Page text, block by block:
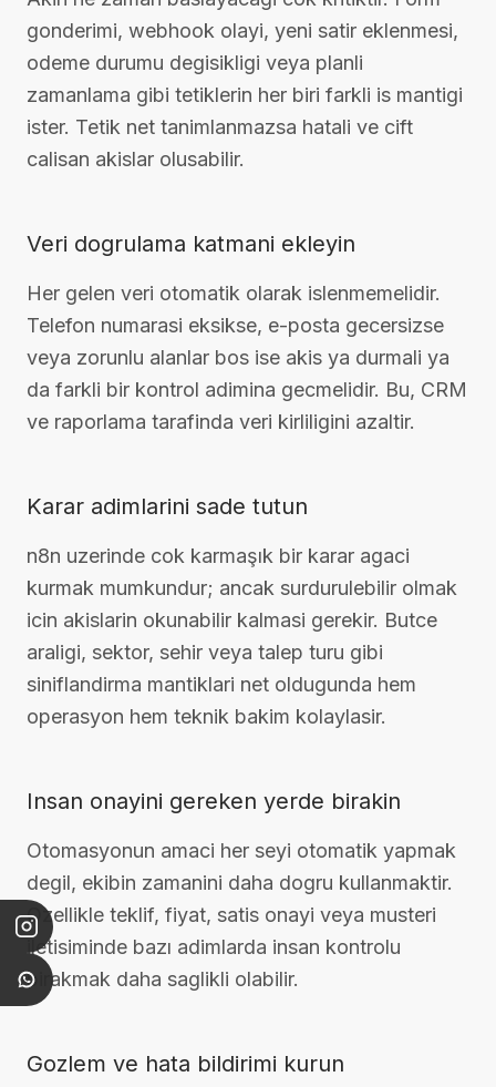
gonderimi, webhook olayi, yeni satir eklenmesi,
odeme durumu degisikligi veya planli
zamanlama gibi tetiklerin her biri farkli is mantigi
ister. Tetik net tanimlanmazsa hatali ve cift
calisan akislar olusabilir.
Veri dogrulama katmani ekleyin
Her gelen veri otomatik olarak islenmemelidir.
Telefon numarasi eksikse, e-posta gecersizse
veya zorunlu alanlar bos ise akis ya durmali ya
da farkli bir kontrol adimina gecmelidir. Bu, CRM
ve raporlama tarafinda veri kirliligini azaltir.
Karar adimlarini sade tutun
n8n uzerinde cok karmaşık bir karar agaci
kurmak mumkundur; ancak surdurulebilir olmak
icin akislarin okunabilir kalmasi gerekir. Butce
araligi, sektor, sehir veya talep turu gibi
siniflandirma mantiklari net oldugunda hem
operasyon hem teknik bakim kolaylasir.
Insan onayini gereken yerde birakin
Otomasyonun amaci her seyi otomatik yapmak
degil, ekibin zamanini daha dogru kullanmaktir.
Ozellikle teklif, fiyat, satis onayi veya musteri
iletisiminde bazı adimlarda insan kontrolu
birakmak daha saglikli olabilir.
Gozlem ve hata bildirimi kurun